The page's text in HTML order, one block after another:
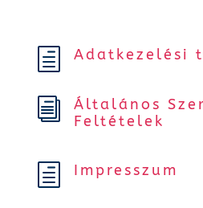
h Adatkezelési
i
Általános
Feltételek
h Impresszum